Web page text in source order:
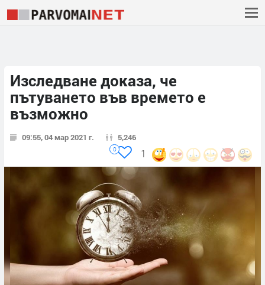
Изследване доказа, че
пътуването във времето е
възможно
09:55, 04 мар 2021 г. 5,246
1
0